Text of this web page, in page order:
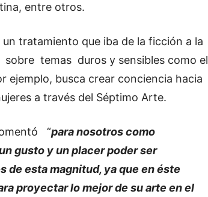
entre otros.
tratamiento que iba de la ficción a la
temas duros y sensibles como el
ejemplo, busca crear conciencia hacia
a través del Séptimo Arte.
“para nosotros como
gusto y un placer poder ser
esta magnitud, ya que en éste
proyectar lo mejor de su arte en el